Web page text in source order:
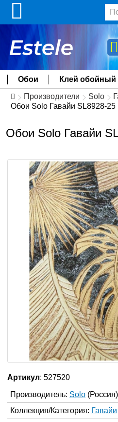
Обои Клей обойный
Производители Solo
Обои Solo Гавайи SL8928-25
Обои Solo Гавайи
Артикул: 527520
Производитель: Solo (Россия)
Коллекция/Категория: Гавайи